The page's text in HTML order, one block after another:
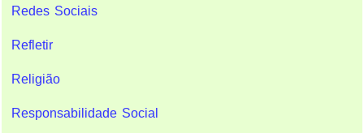
Redes Sociais
Refletir
Religião
Responsabilidade Social